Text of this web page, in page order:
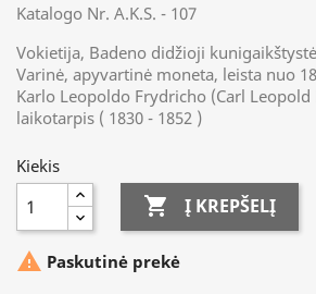
Katalogo Nr. A.K.S. - 107
Vokietija, Badeno didžioji
Varinė, apyvartinė moneta, leista nuo
Karlo Leopoldo Frydricho (Carl
laikotarpis ( 1830 - 1852 )
Kiekis
 Į KREPŠELĮ
 Paskutinė prekė